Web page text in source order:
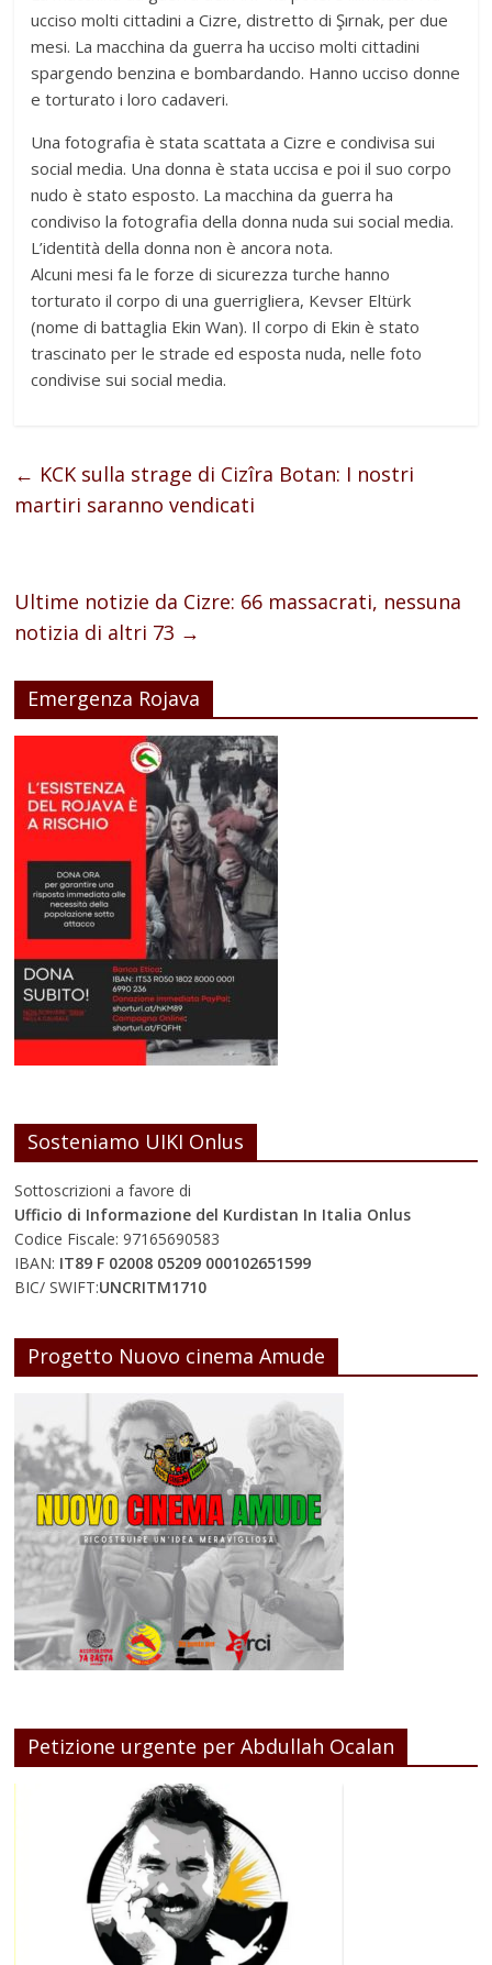
ucciso molti cittadini a Cizre, distretto di Şırnak, per due
mesi. La macchina da guerra ha ucciso molti cittadini
spargendo benzina e bombardando. Hanno ucciso donne
e torturato i loro cadaveri.
Una fotografia è stata scattata a Cizre e condivisa sui
social media. Una donna è stata uccisa e poi il suo corpo
nudo è stato esposto. La macchina da guerra ha
condiviso la fotografia della donna nuda sui social media.
L’identità della donna non è ancora nota.
Alcuni mesi fa le forze di sicurezza turche hanno
torturato il corpo di una guerrigliera, Kevser Eltürk
(nome di battaglia Ekin Wan). Il corpo di Ekin è stato
trascinato per le strade ed esposta nuda, nelle foto
condivise sui social media.
← KCK sulla strage di Cizîra Botan: I nostri
martiri saranno vendicati
Ultime notizie da Cizre: 66 massacrati, nessuna
notizia di altri 73 →
Emergenza Rojava
Sosteniamo UIKI Onlus
Sottoscrizioni a favore di
Ufficio di Informazione del Kurdistan In Italia Onlus
Codice Fiscale: 97165690583
IBAN: IT89 F 02008 05209 000102651599
BIC/ SWIFT:UNCRITM1710
Progetto Nuovo cinema Amude
Petizione urgente per Abdullah Ocalan